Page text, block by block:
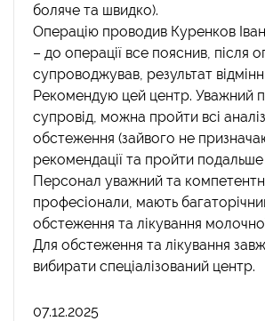
боляче та швидко).
Операцію проводив Куренков
– до операції все пояснив, після
супроводжував, результат
Рекомендую цей центр. Уважний
супровід, можна пройти всі
обстеження (зайвого не
рекомендації та пройти подальше
Персонал уважний та
професіонали, мають
обстеження та лікування
Для обстеження та лікування
вибирати спеціалізований центр.
07.12.2025